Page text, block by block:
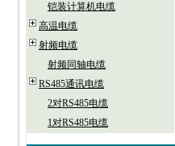
铠装计算机电缆
高温电缆
射频电缆
射频同轴电缆
RS485通讯电缆
2对RS485电缆
1对RS485电缆